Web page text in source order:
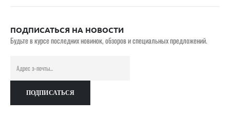
ПОДПИСАТЬСЯ НА НОВОСТИ
Будьте в курсе последних новинок, обзоров и специальных предложений.